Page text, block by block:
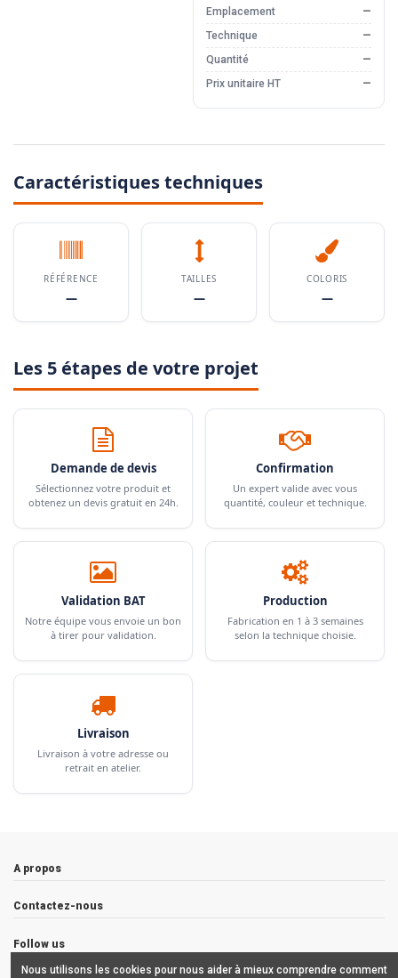
Emplacement
—
Technique
—
Quantité
—
Prix unitaire HT
—
Caractéristiques techniques
RÉFÉRENCE
—
TAILLES
—
COLORIS
—
Les 5 étapes de votre projet
Demande de devis
Sélectionnez votre produit et
obtenez un devis gratuit en 24h.
Confirmation
Un expert valide avec vous
quantité, couleur et technique.
Validation BAT
Notre équipe vous envoie un bon
à tirer pour validation.
Production
Fabrication en 1 à 3 semaines
selon la technique choisie.
Livraison
Livraison à votre adresse ou
retrait en atelier.
A propos
Contactez-nous
Follow us
Nous utilisons les cookies pour nous aider à mieux comprendre comment